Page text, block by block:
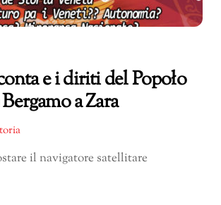
e i diriti del Popoło
a Zara
il navigatore satellitare